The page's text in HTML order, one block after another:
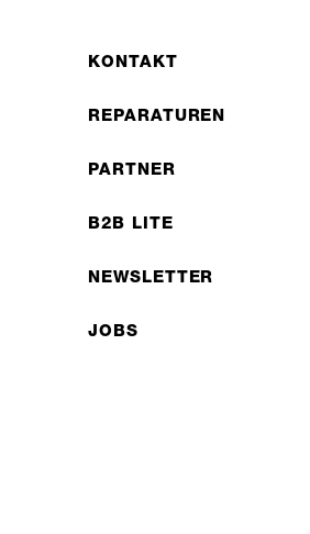
KONTAKT
REPARATUREN
PARTNER
B2B LITE
NEWSLETTER
JOBS